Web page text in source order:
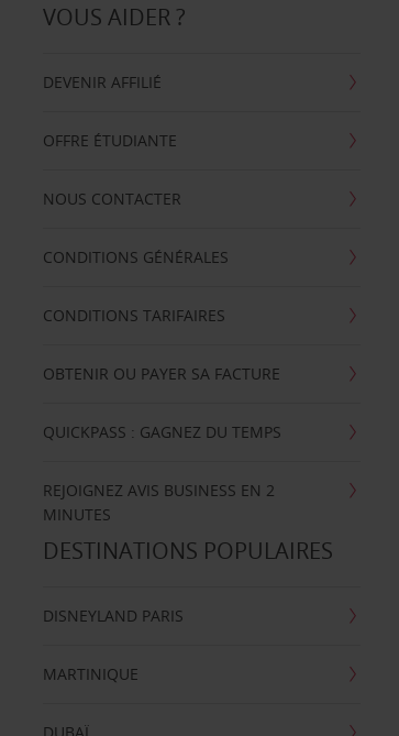
VOUS AIDER ?
DEVENIR AFFILIÉ
OFFRE ÉTUDIANTE
NOUS CONTACTER
CONDITIONS GÉNÉRALES
CONDITIONS TARIFAIRES
OBTENIR OU PAYER SA FACTURE
QUICKPASS : GAGNEZ DU TEMPS
REJOIGNEZ AVIS BUSINESS EN 2
MINUTES
DESTINATIONS POPULAIRES
DISNEYLAND PARIS
MARTINIQUE